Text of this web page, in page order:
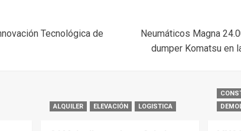
Tecnológica de
Neumáticos Magna
dumper Komatsu en
ALQUILER ELEVACIÓN LOGISTICA